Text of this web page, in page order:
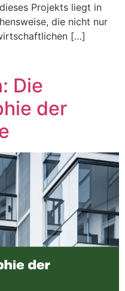
Projekts liegt in
die nicht nur
[…]
Die
der